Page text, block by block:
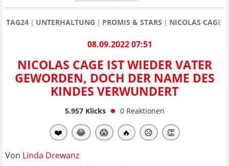
TAG24 UNTERHALTUNG PROMIS & STARS NICOLAS CAGE
08.09.2022 07:51
NICOLAS CAGE IST WIEDER VATER
GEWORDEN, DOCH DER NAME DES
KINDES VERWUNDERT
5.957Klicks 0 Reaktionen
❤️ 😂 😱 🔥 😥 👏
Von Linda Drewanz